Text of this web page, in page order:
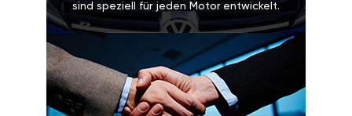
sind speziell für jeden Motor entwickelt.